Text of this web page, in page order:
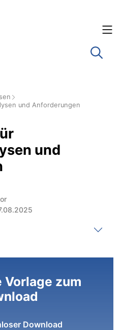
und Anforderungen
und
Vorlage zum
Download